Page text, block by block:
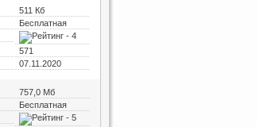
511 Кб
Бесплатная
571
07.11.2020
757,0 Мб
Бесплатная